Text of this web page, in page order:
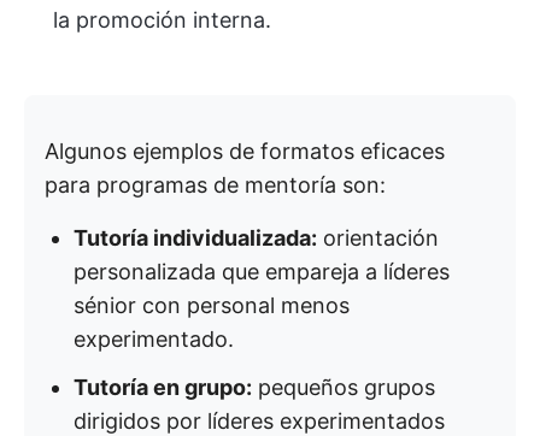
la promoción interna.
Algunos ejemplos de formatos eficaces
para programas de mentoría son:
Tutoría individualizada: orientación
personalizada que empareja a líderes
sénior con personal menos
experimentado.
Tutoría en grupo: pequeños grupos
dirigidos por líderes experimentados